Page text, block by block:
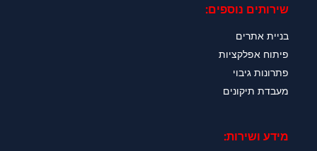
שירותים נוספים:
בניית אתרים
פיתוח אפלקציות
פתרונות גיבוי
מעבדת תיקונים
מידע ושירות: